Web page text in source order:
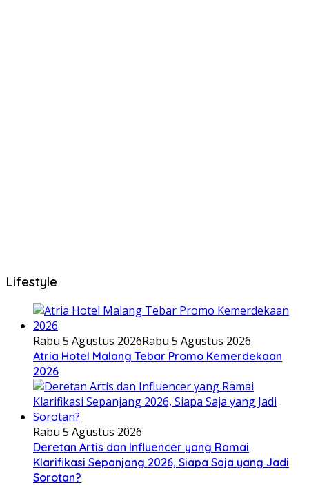
Lifestyle
Rabu 5 Agustus 2026Rabu 5 Agustus 2026
Atria Hotel Malang Tebar Promo Kemerdekaan
2026
Rabu 5 Agustus 2026
Deretan Artis dan Influencer yang Ramai
Klarifikasi Sepanjang 2026, Siapa Saja yang Jadi
Sorotan?